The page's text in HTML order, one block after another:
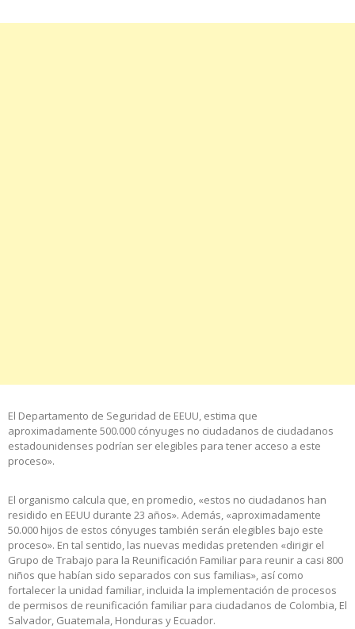
El Departamento de Seguridad de EEUU, estima que
aproximadamente 500.000 cónyuges no ciudadanos de ciudadanos
estadounidenses podrían ser elegibles para tener acceso a este
proceso».
El organismo calcula que, en promedio, «estos no ciudadanos han
residido en EEUU durante 23 años». Además, «aproximadamente
50.000 hijos de estos cónyuges también serán elegibles bajo este
proceso». En tal sentido, las nuevas medidas pretenden «dirigir el
Grupo de Trabajo para la Reunificación Familiar para reunir a casi 800
niños que habían sido separados con sus familias», así como
fortalecer la unidad familiar, incluida la implementación de procesos
de permisos de reunificación familiar para ciudadanos de Colombia, El
Salvador, Guatemala, Honduras y Ecuador.